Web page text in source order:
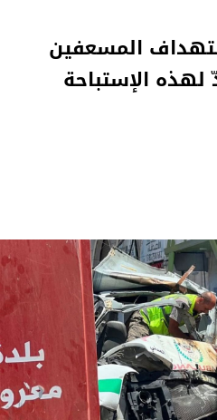
المسعفين
الإستباحة